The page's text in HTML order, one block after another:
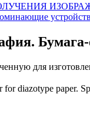
для
for diazotype paper.